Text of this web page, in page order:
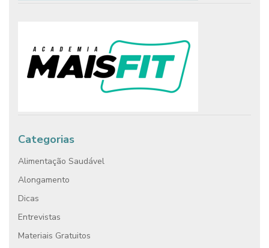
Categorias
Alimentação Saudável
Alongamento
Dicas
Entrevistas
Materiais Gratuitos